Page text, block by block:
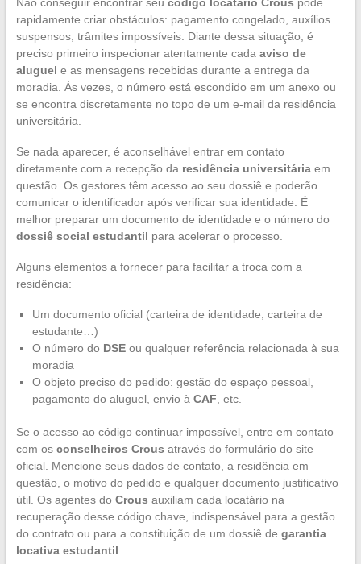
rapidamente criar obstáculos: pagamento congelado, auxílios
suspensos, trâmites impossíveis. Diante dessa situação, é
preciso primeiro inspecionar atentamente cada aviso de
aluguel e as mensagens recebidas durante a entrega da
moradia. Às vezes, o número está escondido em um anexo ou
se encontra discretamente no topo de um e-mail da residência
universitária.
Se nada aparecer, é aconselhável entrar em contato
diretamente com a recepção da residência universitáriaem
questão. Os gestores têm acesso ao seu dossiê e poderão
comunicar o identificador após verificar sua identidade. É
melhor preparar um documento de identidade e o número do
dossiê social estudantil para acelerar o processo.
Alguns elementos a fornecer para facilitar a troca com a
residência:
Um documento oficial (carteira de identidade, carteira de
estudante…)
O número do DSEou qualquer referência relacionada à sua
moradia
O objeto preciso do pedido: gestão do espaço pessoal,
pagamento do aluguel, envio à CAF , etc.
Se o acesso ao código continuar impossível, entre em contato
com os conselheiros Crous através do formulário do site
oficial. Mencione seus dados de contato, a residência em
questão, o motivo do pedido e qualquer documento justificativo
útil. Os agentes do Crous auxiliam cada locatário na
recuperação desse código chave, indispensável para a gestão
do contrato ou para a constituição de um dossiê de garantia
locativa estudantil